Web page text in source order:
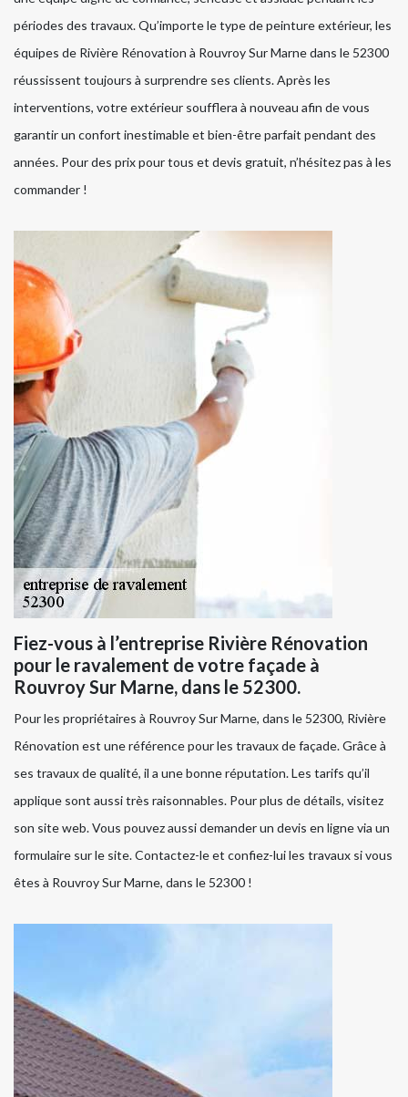
périodes des travaux. Qu’importe le type de peinture extérieur, les
équipes de Rivière Rénovation à Rouvroy Sur Marne dans le 52300
réussissent toujours à surprendre ses clients. Après les
interventions, votre extérieur soufflera à nouveau afin de vous
garantir un confort inestimable et bien-être parfait pendant des
années. Pour des prix pour tous et devis gratuit, n’hésitez pas à les
commander !
Fiez-vous à l’entreprise Rivière Rénovation
pour le ravalement de votre façade à
Rouvroy Sur Marne, dans le 52300.
Pour les propriétaires à Rouvroy Sur Marne, dans le 52300, Rivière
Rénovation est une référence pour les travaux de façade. Grâce à
ses travaux de qualité, il a une bonne réputation. Les tarifs qu’il
applique sont aussi très raisonnables. Pour plus de détails, visitez
son site web. Vous pouvez aussi demander un devis en ligne via un
formulaire sur le site. Contactez-le et confiez-lui les travaux si vous
êtes à Rouvroy Sur Marne, dans le 52300 !